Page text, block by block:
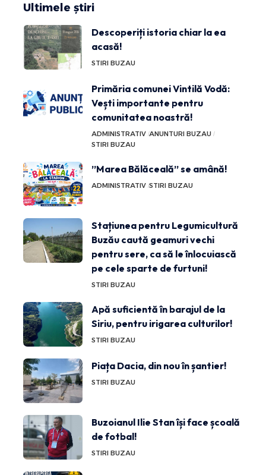
Ultimele știri
Descoperiți istoria chiar la ea
acasă!
STIRI BUZAU
Primăria comunei Vintilă Vodă:
Vești importante pentru
comunitatea noastră!
ADMINISTRATIV ANUNTURI BUZAU
STIRI BUZAU
”Marea Bălăceală” se amână!
ADMINISTRATIV STIRI BUZAU
Stațiunea pentru Legumicultură
Buzău caută geamuri vechi
pentru sere, ca să le înlocuiască
pe cele sparte de furtuni!
STIRI BUZAU
Apă suficientă în barajul de la
Siriu, pentru irigarea culturilor!
STIRI BUZAU
Piața Dacia, din nou în șantier!
STIRI BUZAU
Buzoianul Ilie Stan își face școală
de fotbal!
STIRI BUZAU